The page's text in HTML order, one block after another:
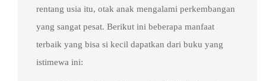
rentang usia itu, otak anak mengalami perkembangan
yang sangat pesat. Berikut ini beberapa manfaat
terbaik yang bisa si kecil dapatkan dari buku yang
istimewa ini: